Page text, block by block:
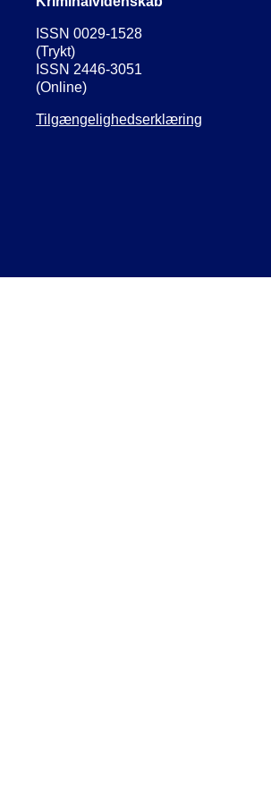
ISSN 0029-1528
(Trykt)
ISSN 2446-3051
(Online)
Tilgængelighedserklæring